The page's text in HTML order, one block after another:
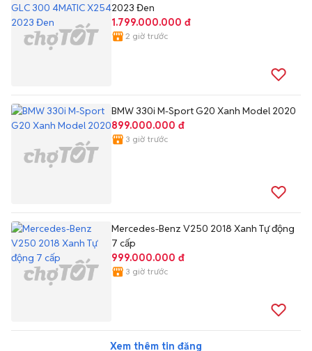
2023 Đen
1.799.000.000 đ
2 giờ trước
BMW 330i M-Sport G20 Xanh Model 2020
899.000.000 đ
3 giờ trước
Mercedes-Benz V250 2018 Xanh Tự động
7 cấp
999.000.000 đ
3 giờ trước
Xem thêm tin đăng